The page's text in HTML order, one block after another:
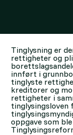
Tinglysning er
rettigheter og
innført i
tinglyste
kreditorer og
rettigheter i
tinglysingsloven
oppgave som